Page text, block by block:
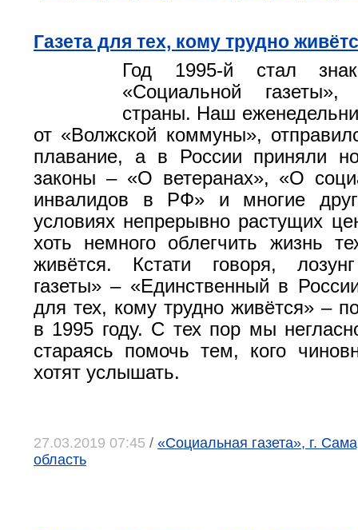
Газета для тех, кому трудно
Год 1995-й стал
«Социальной
страны. Наш
от «Волжской коммуны»,
плавание, а в России приняли
законы – «О ветеранах», «О
инвалидов в РФ» и многие
условиях непрерывно растущих
хоть немного облегчить жизнь
живётся. Кстати говоря,
газеты» – «Единственный в
для тех, кому трудно живётся» –
в 1995 году. С тех пор мы
стараясь помочь тем, кого
хотят услышать.
27.03.2019 07:45 / «Социальная газета», г.
область